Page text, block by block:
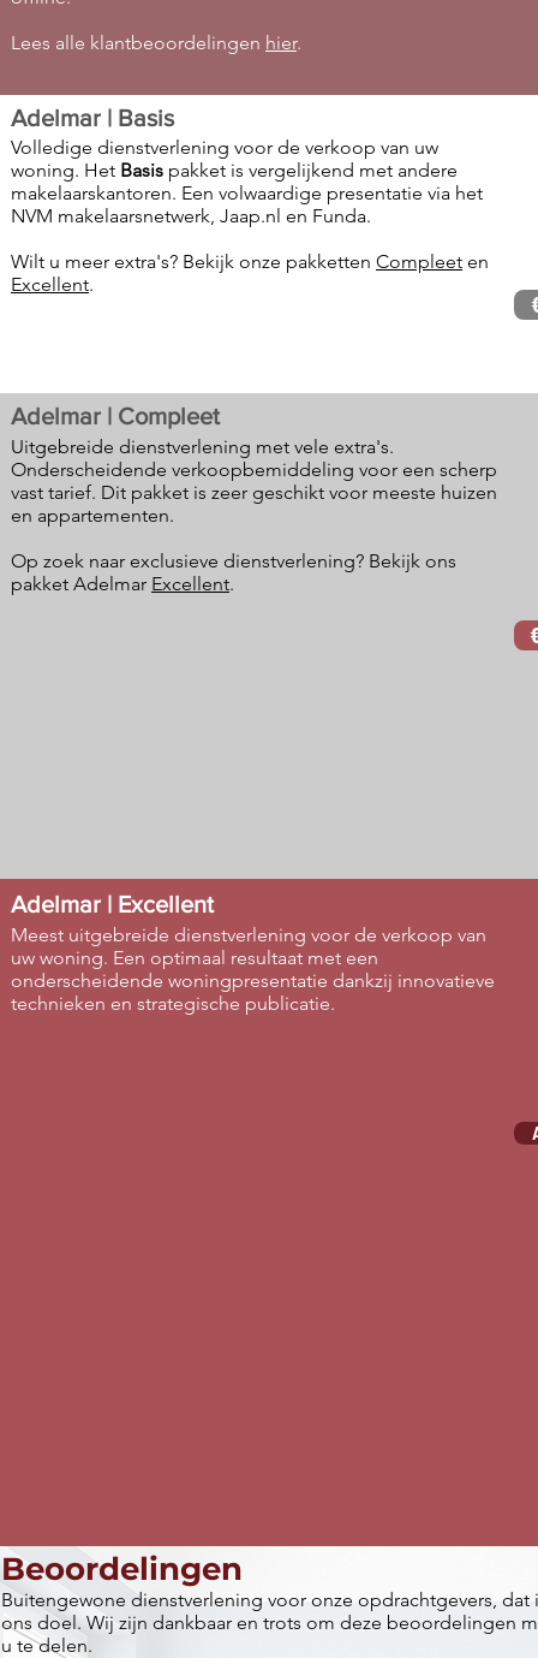
Lees alle klantbeoordelingen hier.
Adelmar | Basis
Volledige dienstverlening voor de verkoop van uw
woning. Het Basis pakket is vergelijkend met andere
makelaarskantoren. Een volwaardige presentatie via het
NVM makelaarsnetwerk, Jaap.nl en Funda.
Wilt u meer extra's? Bekijk onze pakketten Compleet en
Excellent.
Adelmar | Compleet
Uitgebreide dienstverlening met vele extra's.
Onderscheidende verkoopbemiddeling voor een scherp
vast tarief. Dit pakket is zeer geschikt voor meeste huizen
en appartementen.
Op zoek naar exclusieve dienstverlening? Bekijk ons
pakket Adelmar Excellent.
Adelmar | Excellent
Meest uitgebreide dienstverlening voor de verkoop van
uw woning. Een optimaal resultaat met een
onderscheidende woningpresentatie dankzij innovatieve
technieken en strategische publicatie.
Beoordelingen
Buitengewone dienstverlening voor onze opdrachtgevers, dat
ons doel. Wij zijn dankbaar en trots om deze beoordelingen
u te delen.